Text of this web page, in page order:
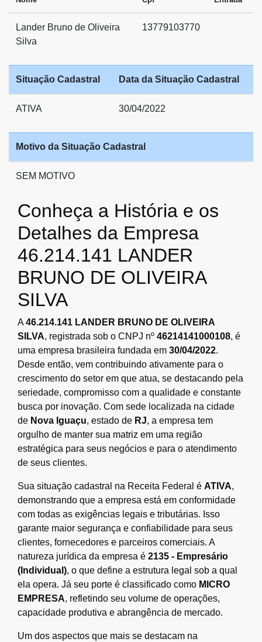
Lander Bruno de Oliveira
Silva
13779103770
Situação Cadastral Data da Situação Cadastral
ATIVA 30/04/2022
Motivo da Situação Cadastral
SEM MOTIVO
Conheça a História e os
Detalhes da Empresa
46.214.141 LANDER
BRUNO DE OLIVEIRA
SILVA
A46.214.141 LANDER BRUNO DE OLIVEIRA
SILVA, registrada sob o CNPJ nº 46214141000108, é
uma empresa brasileira fundada em 30/04/2022.
Desde então, vem contribuindo ativamente para o
crescimento do setor em que atua, se destacando pela
seriedade, compromisso com a qualidade e constante
busca por inovação. Com sede localizada na cidade
de Nova Iguaçu, estado de RJ, a empresa tem
orgulho de manter sua matriz em uma região
estratégica para seus negócios e para o atendimento
de seus clientes.
Sua situação cadastral na Receita Federal é ATIVA,
demonstrando que a empresa está em conformidade
com todas as exigências legais e tributárias. Isso
garante maior segurança e confiabilidade para seus
clientes, fornecedores e parceiros comerciais. A
natureza jurídica da empresa é 2135 - Empresário
(Individual), o que define a estrutura legal sob a qual
ela opera. Já seu porte é classificado como MICRO
EMPRESA, refletindo seu volume de operações,
capacidade produtiva e abrangência de mercado.
Um dos aspectos que mais se destacam na